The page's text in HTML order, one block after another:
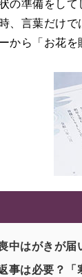
状の準備をし
、言葉だけ
から「お花を
中はがきが届
事は必要？「